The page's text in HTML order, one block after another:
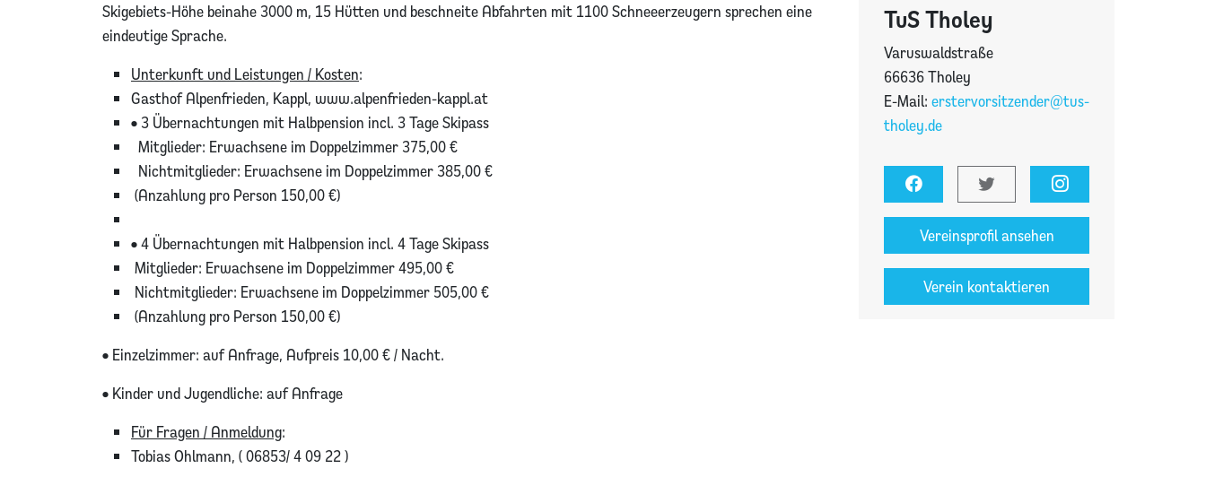
Skigebiets-Höhe beinahe 3000 m, 15 Hütten und beschneite Abfahrten mit 1100 Schneeerzeugern sprechen eine
eindeutige Sprache.
Unterkunft und Leistungen / Kosten:
Gasthof Alpenfrieden, Kappl, www.alpenfrieden-kappl.at
• 3 Übernachtungen mit Halbpension incl. 3 Tage Skipass
Mitglieder: Erwachsene im Doppelzimmer 375,00 €
Nichtmitglieder: Erwachsene im Doppelzimmer 385,00 €
(Anzahlung pro Person 150,00 €)
• 4 Übernachtungen mit Halbpension incl. 4 Tage Skipass
Mitglieder: Erwachsene im Doppelzimmer 495,00 €
Nichtmitglieder: Erwachsene im Doppelzimmer 505,00 €
(Anzahlung pro Person 150,00 €)
• Einzelzimmer: auf Anfrage, Aufpreis 10,00 € / Nacht.
• Kinder und Jugendliche: auf Anfrage
Für Fragen / Anmeldung:
Tobias Ohlmann, ( 06853/ 4 09 22 )
TuS Tholey
Varuswaldstraße
66636 Tholey
E-Mail: erstervorsitzender@tus-
tholey.de
Vereinsprofil ansehen
Verein kontaktieren